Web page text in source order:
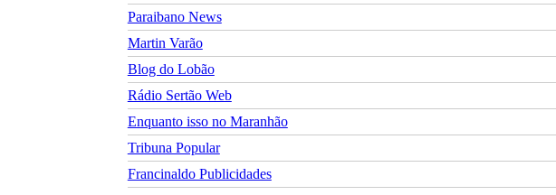
Paraibano News
Martin Varão
Blog do Lobão
Rádio Sertão Web
Enquanto isso no Maranhão
Tribuna Popular
Francinaldo Publicidades